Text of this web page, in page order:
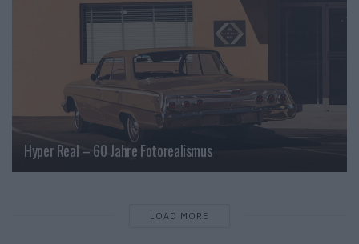
Hyper Real – 60 Jahre Fotorealismus
LOAD MORE